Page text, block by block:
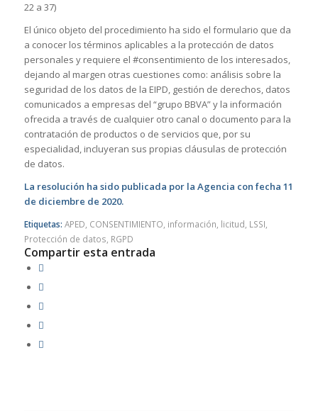
22 a 37)
El único objeto del procedimiento ha sido el formulario que da
a conocer los términos aplicables a la protección de datos
personales y requiere el #consentimiento de los interesados,
dejando al margen otras cuestiones como: análisis sobre la
seguridad de los datos de la EIPD, gestión de derechos, datos
comunicados a empresas del “grupo BBVA” y la información
ofrecida a través de cualquier otro canal o documento para la
contratación de productos o de servicios que, por su
especialidad, incluyeran sus propias cláusulas de protección
de datos.
La resolución ha sido publicada por la Agencia con fecha 11
de diciembre de 2020.
Etiquetas: APED, CONSENTIMIENTO, información, licitud, LSSI,
Protección de datos, RGPD
Compartir esta entrada